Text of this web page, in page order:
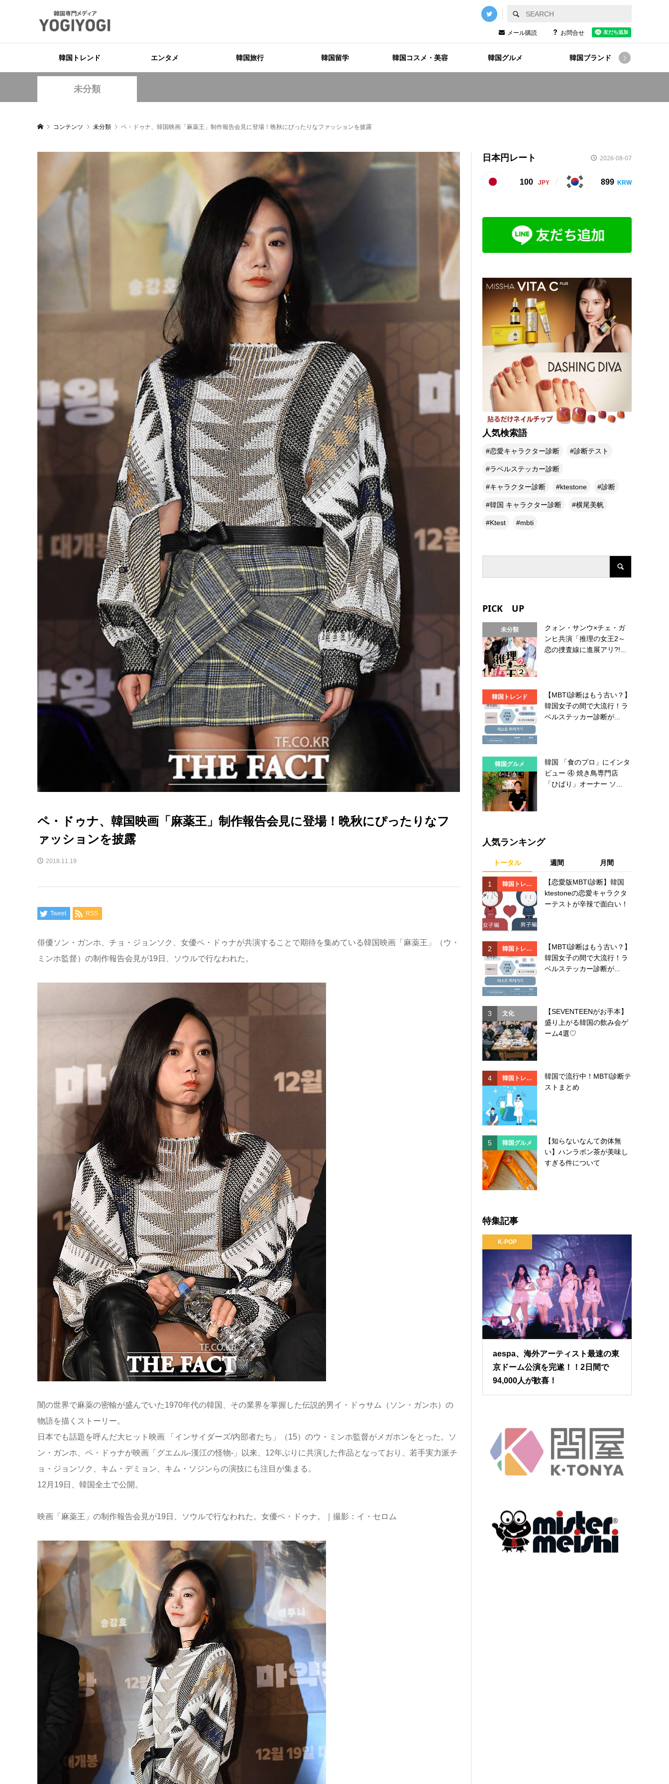
メール購読 お問合せ
韓国トレンド エンタメ 韓国旅行 韓国留学 韓国コスメ・美容 韓国グルメ 韓国ブランド 
未分類
コンテンツ 未分類 ペ・ドゥナ、韓国映画「麻薬王」制作報告会見に登場！晩秋にぴったりなファッションを披露
ペ・ドゥナ、韓国映画「麻薬王」制作報告会見に登場！晩秋にぴったりなフ
ァッションを披露
2018.11.19
Tweet RSS
俳優ソン・ガンホ、チョ・ジョンソク、女優ペ・ドゥナが共演することで期待を集めている韓国映画「麻薬王」（ウ・
ミンホ監督）の制作報告会見が19日、ソウルで行なわれた。
闇の世界で麻薬の密輸が盛んでいた1970年代の韓国、その業界を掌握した伝説的男イ・ドゥサム（ソン・ガンホ）の
物語を描くストーリー。
日本でも話題を呼んだ大ヒット映画 「インサイダーズ/内部者たち」（15）のウ・ミンホ監督がメガホンをとった。ソ
ン・ガンホ、ペ・ドゥナが映画「グエムル-漢江の怪物-」以来、12年ぶりに共演した作品となっており、若手実力派チ
ョ・ジョンソク、キム・デミョン、キム・ソジンらの演技にも注目が集まる。
12月19日、韓国全土で公開。
映画「麻薬王」の制作報告会見が19日、ソウルで行なわれた。女優ペ・ドゥナ。｜撮影：イ・セロム
日本円レート 2026-08-07
100 899
人気検索語
恋愛キャラクター診断 診断テスト
ラベルステッカー診断
キャラクター診断 ktestone 診断
韓国 キャラクター診断 横尾美帆
Ktest mbti
PICK UP
未分類
クォン・サンウ×チェ・ガ
ンヒ共演「推理の女王2～
恋の捜査線に進展アリ?!...
韓国トレンド
【MBTI診断はもう古い？】
韓国女子の間で大流行！ラ
ベルステッカー診断が...
韓国グルメ
韓国 「食のプロ」にインタ
ビュー ④ 焼き鳥専門店
「ひばり」オーナー ソ...
人気ランキング
トータル 週間 月間
1 韓国トレン
ド
【恋愛版MBTI診断】韓国
ktestoneの恋愛キャラクタ
ーテストが辛辣で面白い！
2 韓国トレン
ド
【MBTI診断はもう古い？】
韓国女子の間で大流行！ラ
ベルステッカー診断が...
3 文化
【SEVENTEENがお手本】
盛り上がる韓国の飲み会ゲ
ーム4選♡
4 韓国トレン
ド
韓国で流行中！MBTI診断テ
ストまとめ
5 韓国グルメ
【知らないなんて勿体無
い】ハンラボン茶が美味し
すぎる件について
特集記事
K-POP
aespa、海外アーティスト最速の東
京ドーム公演を完遂！！2日間で
94,000人が歓喜！